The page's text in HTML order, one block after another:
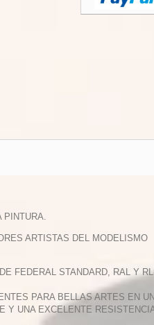
PINTURA.
ARTISTAS DEL MODELISMO
FEDERAL STANDARD, RAL Y
PARA BELLAS ARTES EN
Y UNA EXCELENTE